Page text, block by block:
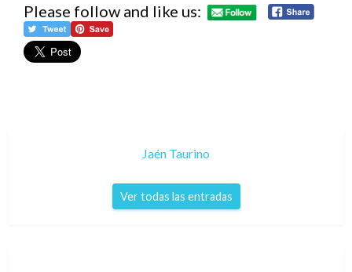
Please follow and like us:
Jaén Taurino
Ver todas las entradas